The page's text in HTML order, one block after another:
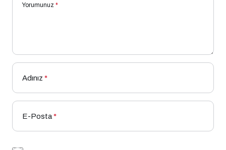
Yorumunuz *
Adınız *
E-Posta*